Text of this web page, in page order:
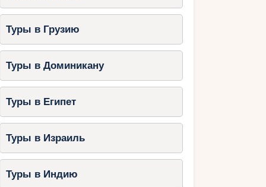
Туры в Грузию
Туры в Доминикану
Туры в Египет
Туры в Израиль
Туры в Индию